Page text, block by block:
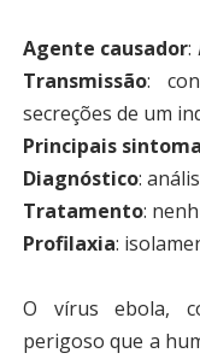
Agente causador:
Transmissão:
secreções de um
Principais
Diagnóstico:
Tratamento:
Profilaxia:
O vírus ebola,
perigoso que a